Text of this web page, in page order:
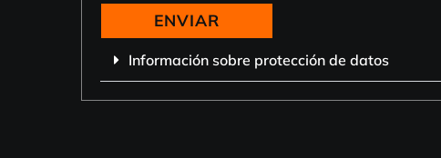
ENVIAR
Información sobre protección de datos